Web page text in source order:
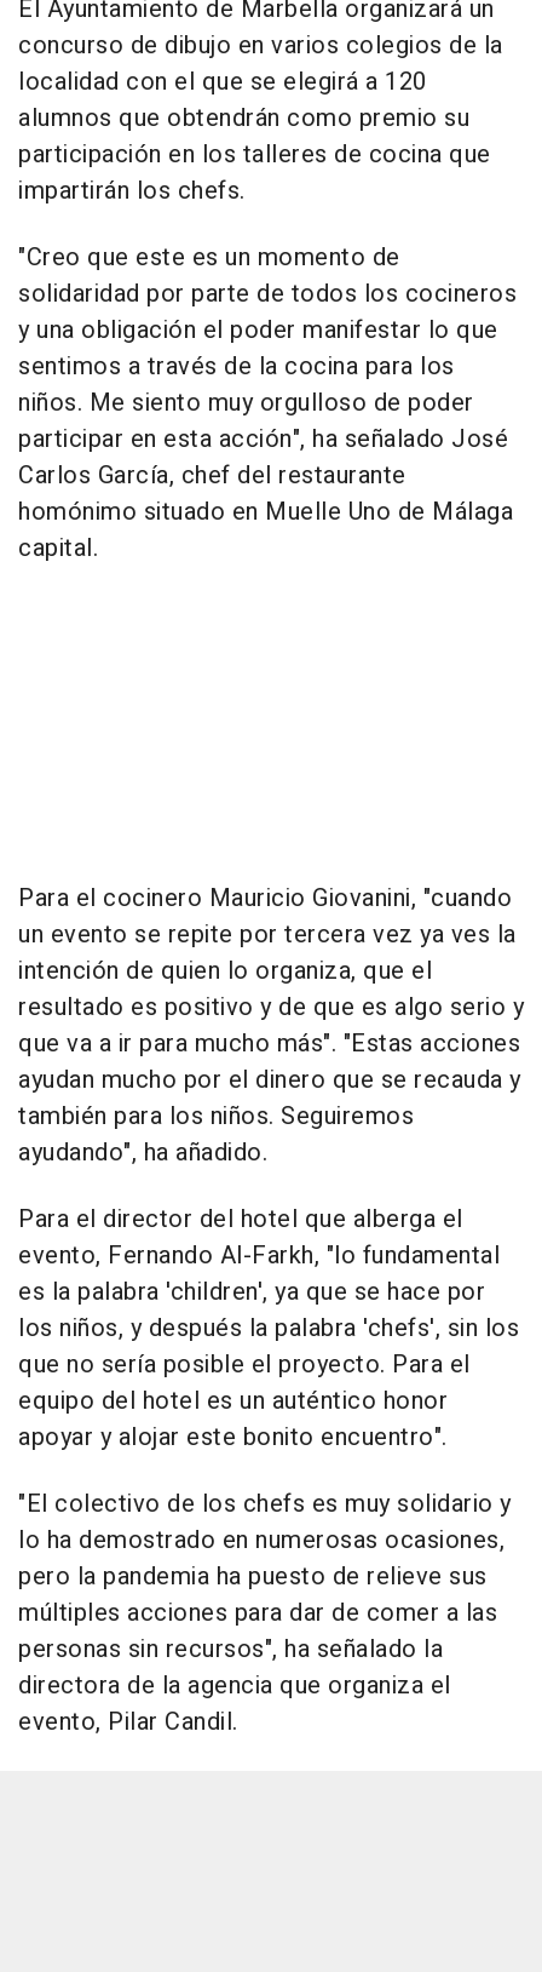
El Ayuntamiento de Marbella organizará un
concurso de dibujo en varios colegios de la
localidad con el que se elegirá a 120
alumnos que obtendrán como premio su
participación en los talleres de cocina que
impartirán los chefs.
"Creo que este es un momento de
solidaridad por parte de todos los cocineros
y una obligación el poder manifestar lo que
sentimos a través de la cocina para los
niños. Me siento muy orgulloso de poder
participar en esta acción", ha señalado José
Carlos García, chef del restaurante
homónimo situado en Muelle Uno de Málaga
capital.
Para el cocinero Mauricio Giovanini, "cuando
un evento se repite por tercera vez ya ves la
intención de quien lo organiza, que el
resultado es positivo y de que es algo serio y
que va a ir para mucho más". "Estas acciones
ayudan mucho por el dinero que se recauda y
también para los niños. Seguiremos
ayudando", ha añadido.
Para el director del hotel que alberga el
evento, Fernando Al-Farkh, "lo fundamental
es la palabra 'children', ya que se hace por
los niños, y después la palabra 'chefs', sin los
que no sería posible el proyecto. Para el
equipo del hotel es un auténtico honor
apoyar y alojar este bonito encuentro".
"El colectivo de los chefs es muy solidario y
lo ha demostrado en numerosas ocasiones,
pero la pandemia ha puesto de relieve sus
múltiples acciones para dar de comer a las
personas sin recursos", ha señalado la
directora de la agencia que organiza el
evento, Pilar Candil.